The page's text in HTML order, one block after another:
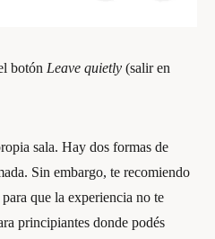
botón Leave quietly (salir en
sala. Hay dos formas de
Sin embargo, te recomiendo
que la experiencia no te
principiantes donde podés